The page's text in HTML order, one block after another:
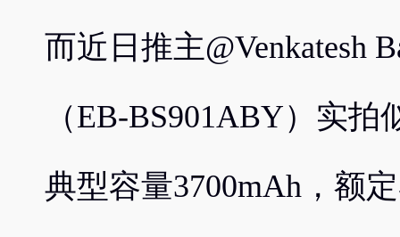
而近日推主@Venkatesh
（EB-BS901ABY）实
典型容量3700mAh，额